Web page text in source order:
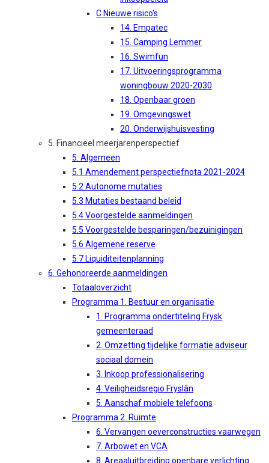
C Nieuwe risico's
14. Empatec
15. Camping Lemmer
16. Swimfun
17. Uitvoeringsprogramma
woningbouw 2020-2030
18. Openbaar groen
19. Omgevingswet
20. Onderwijshuisvesting
5. Financieel meerjarenperspectief
5. Algemeen
5.1 Amendement perspectiefnota 2021-2024
5.2 Autonome mutaties
5.3 Mutaties bestaand beleid
5.4 Voorgestelde aanmeldingen
5.5 Voorgestelde besparingen/bezuinigingen
5.6 Algemene reserve
5.7 Liquiditeitenplanning
6. Gehonoreerde aanmeldingen
Totaaloverzicht
Programma 1. Bestuur en organisatie
1. Programma ondertiteling Frysk
gemeenteraad
2. Omzetting tijdelijke formatie adviseur
sociaal domein
3. Inkoop professionalisering
4. Veiligheidsregio Fryslân
5. Aanschaf mobiele telefoons
Programma 2. Ruimte
6. Vervangen oeverconstructies vaarwegen
7. Arbowet en VCA
8. Areaaluitbreiding openbare verlichting